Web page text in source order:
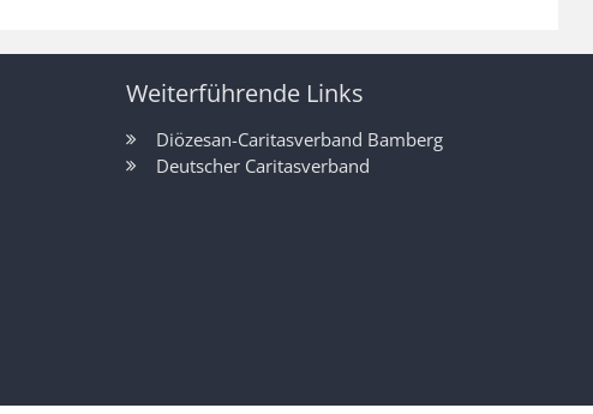
Weiterführende Links
Diözesan-Caritasverband Bamberg
Deutscher Caritasverband